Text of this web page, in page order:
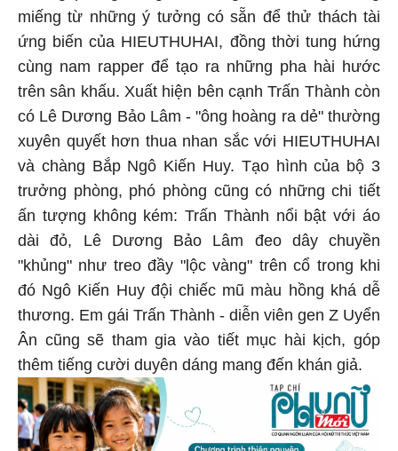
miếng từ những ý tưởng có sẵn để thử thách tài
ứng biến của HIEUTHUHAI, đồng thời tung hứng
cùng nam rapper để tạo ra những pha hài hước
trên sân khấu. Xuất hiện bên cạnh Trấn Thành còn
có Lê Dương Bảo Lâm - "ông hoàng ra dẻ" thường
xuyên quyết hơn thua nhan sắc với HIEUTHUHAI
và chàng Bắp Ngô Kiến Huy. Tạo hình của bộ 3
trưởng phòng, phó phòng cũng có những chi tiết
ấn tượng không kém: Trấn Thành nổi bật với áo
dài đỏ, Lê Dương Bảo Lâm đeo dây chuyền
"khủng" như treo đầy "lộc vàng" trên cổ trong khi
đó Ngô Kiến Huy đội chiếc mũ màu hồng khá dễ
thương. Em gái Trấn Thành - diễn viên gen Z Uyển
Ân cũng sẽ tham gia vào tiết mục hài kịch, góp
thêm tiếng cười duyên dáng mang đến khán giả.